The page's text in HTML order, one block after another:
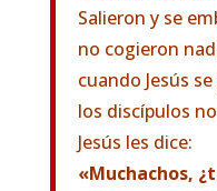
Salieron y se
no cogieron
cuando Jesús
los discípulos
Jesús les dice:
«Muchachos,